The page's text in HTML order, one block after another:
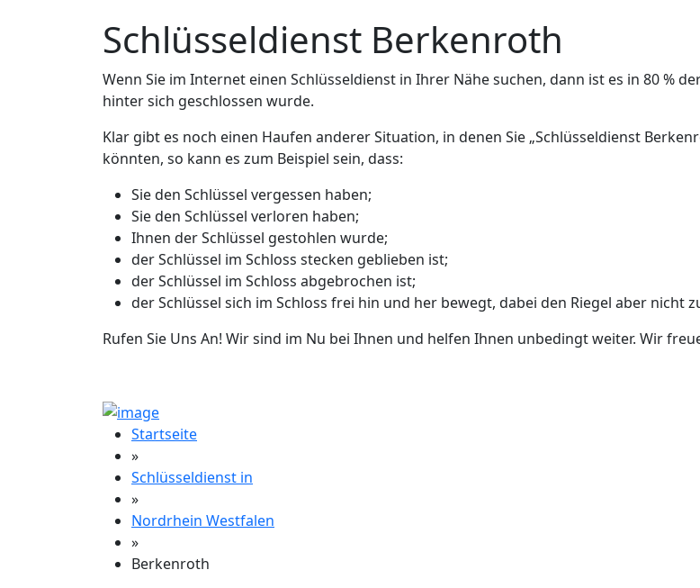
Schlüsseldienst Berkenroth
Wenn Sie im Internet einen Schlüsseldienst in Ihrer Nähe suchen, dann ist es in 80 %
hinter sich geschlossen wurde.
Klar gibt es noch einen Haufen anderer Situation, in denen Sie „Schlüsseldienst
könnten, so kann es zum Beispiel sein, dass:
Sie den Schlüssel vergessen haben;
Sie den Schlüssel verloren haben;
Ihnen der Schlüssel gestohlen wurde;
der Schlüssel im Schloss stecken geblieben ist;
der Schlüssel im Schloss abgebrochen ist;
der Schlüssel sich im Schloss frei hin und her bewegt, dabei den Riegel aber nicht
Rufen Sie Uns An! Wir sind im Nu bei Ihnen und helfen Ihnen unbedingt weiter. Wir
Startseite
»
Schlüsseldienst in
»
Nordrhein Westfalen
»
Berkenroth